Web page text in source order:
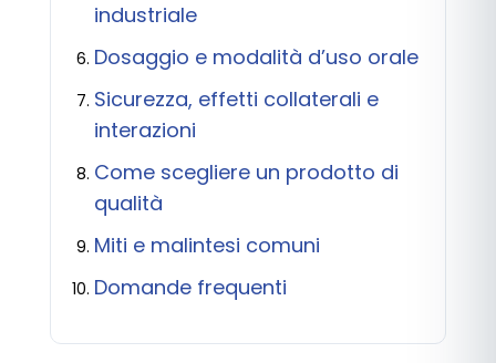
industriale
Dosaggio e modalità d’uso orale
Sicurezza, effetti collaterali e
interazioni
Come scegliere un prodotto di
qualità
Miti e malintesi comuni
Domande frequenti